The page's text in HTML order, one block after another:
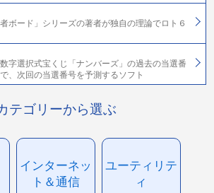
ボード」シリーズの著者が独自の理論でロト６
字選択式宝くじ「ナンバーズ」の過去の当選番
、次回の当選番号を予測するソフト
テゴリーから選ぶ
インターネッ
ト＆通信
ユーティリテ
ィ